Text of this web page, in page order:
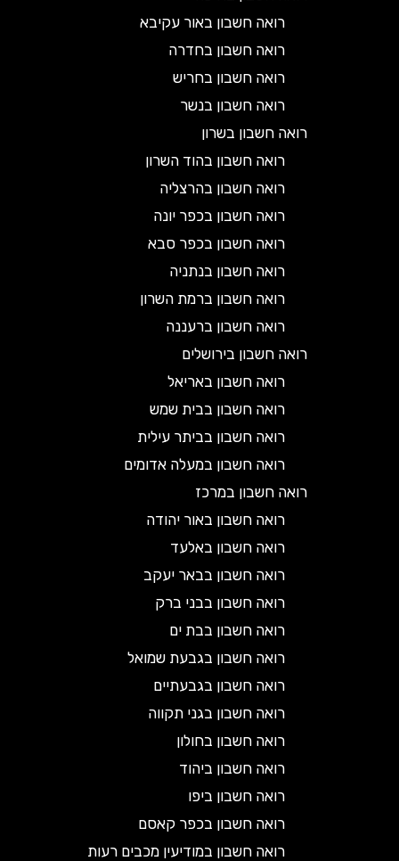
רואה חשבון באור עקיבא
רואה חשבון בחדרה
רואה חשבון בחריש
רואה חשבון בנשר
רואה חשבון בשרון
רואה חשבון בהוד השרון
רואה חשבון בהרצליה
רואה חשבון בכפר יונה
רואה חשבון בכפר סבא
רואה חשבון בנתניה
רואה חשבון ברמת השרון
רואה חשבון ברעננה
רואה חשבון בירושלים
רואה חשבון באריאל
רואה חשבון בבית שמש
רואה חשבון בביתר עילית
רואה חשבון במעלה אדומים
רואה חשבון במרכז
רואה חשבון באור יהודה
רואה חשבון באלעד
רואה חשבון בבאר יעקב
רואה חשבון בבני ברק
רואה חשבון בבת ים
רואה חשבון בגבעת שמואל
רואה חשבון בגבעתיים
רואה חשבון בגני תקווה
רואה חשבון בחולון
רואה חשבון ביהוד
רואה חשבון ביפו
רואה חשבון בכפר קאסם
רואה חשבון במודיעין מכבים רעות